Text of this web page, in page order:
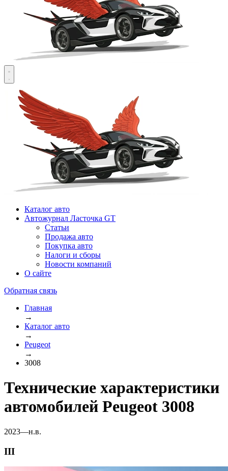
Каталог авто
Автожурнал Ласточка GT
Статьи
Продажа авто
Покупка авто
Налоги и сборы
Новости компаний
О сайте
Обратная связь
Главная
→
Каталог авто
→
Peugeot
→
3008
Технические характеристики
автомобилей Peugeot 3008
2023—н.в.
III